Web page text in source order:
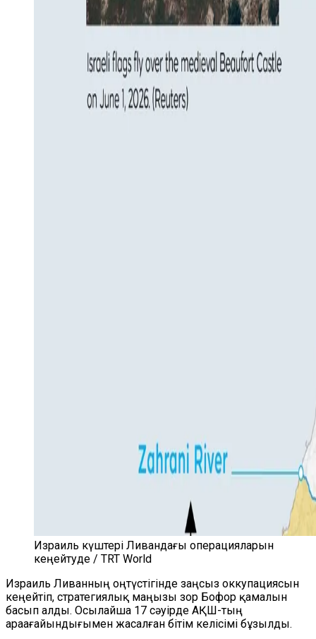
Израиль күштері Ливандағы операцияларын
кеңейтуде / TRT World
Израиль Ливанның оңтүстігінде заңсыз оккупациясын
кеңейтіп, стратегиялық маңызы зор Бофор қамалын
басып алды. Осылайша 17 сәуірде АҚШ-тың
араағайындығымен жасалған бітім келісімі бұзылды.